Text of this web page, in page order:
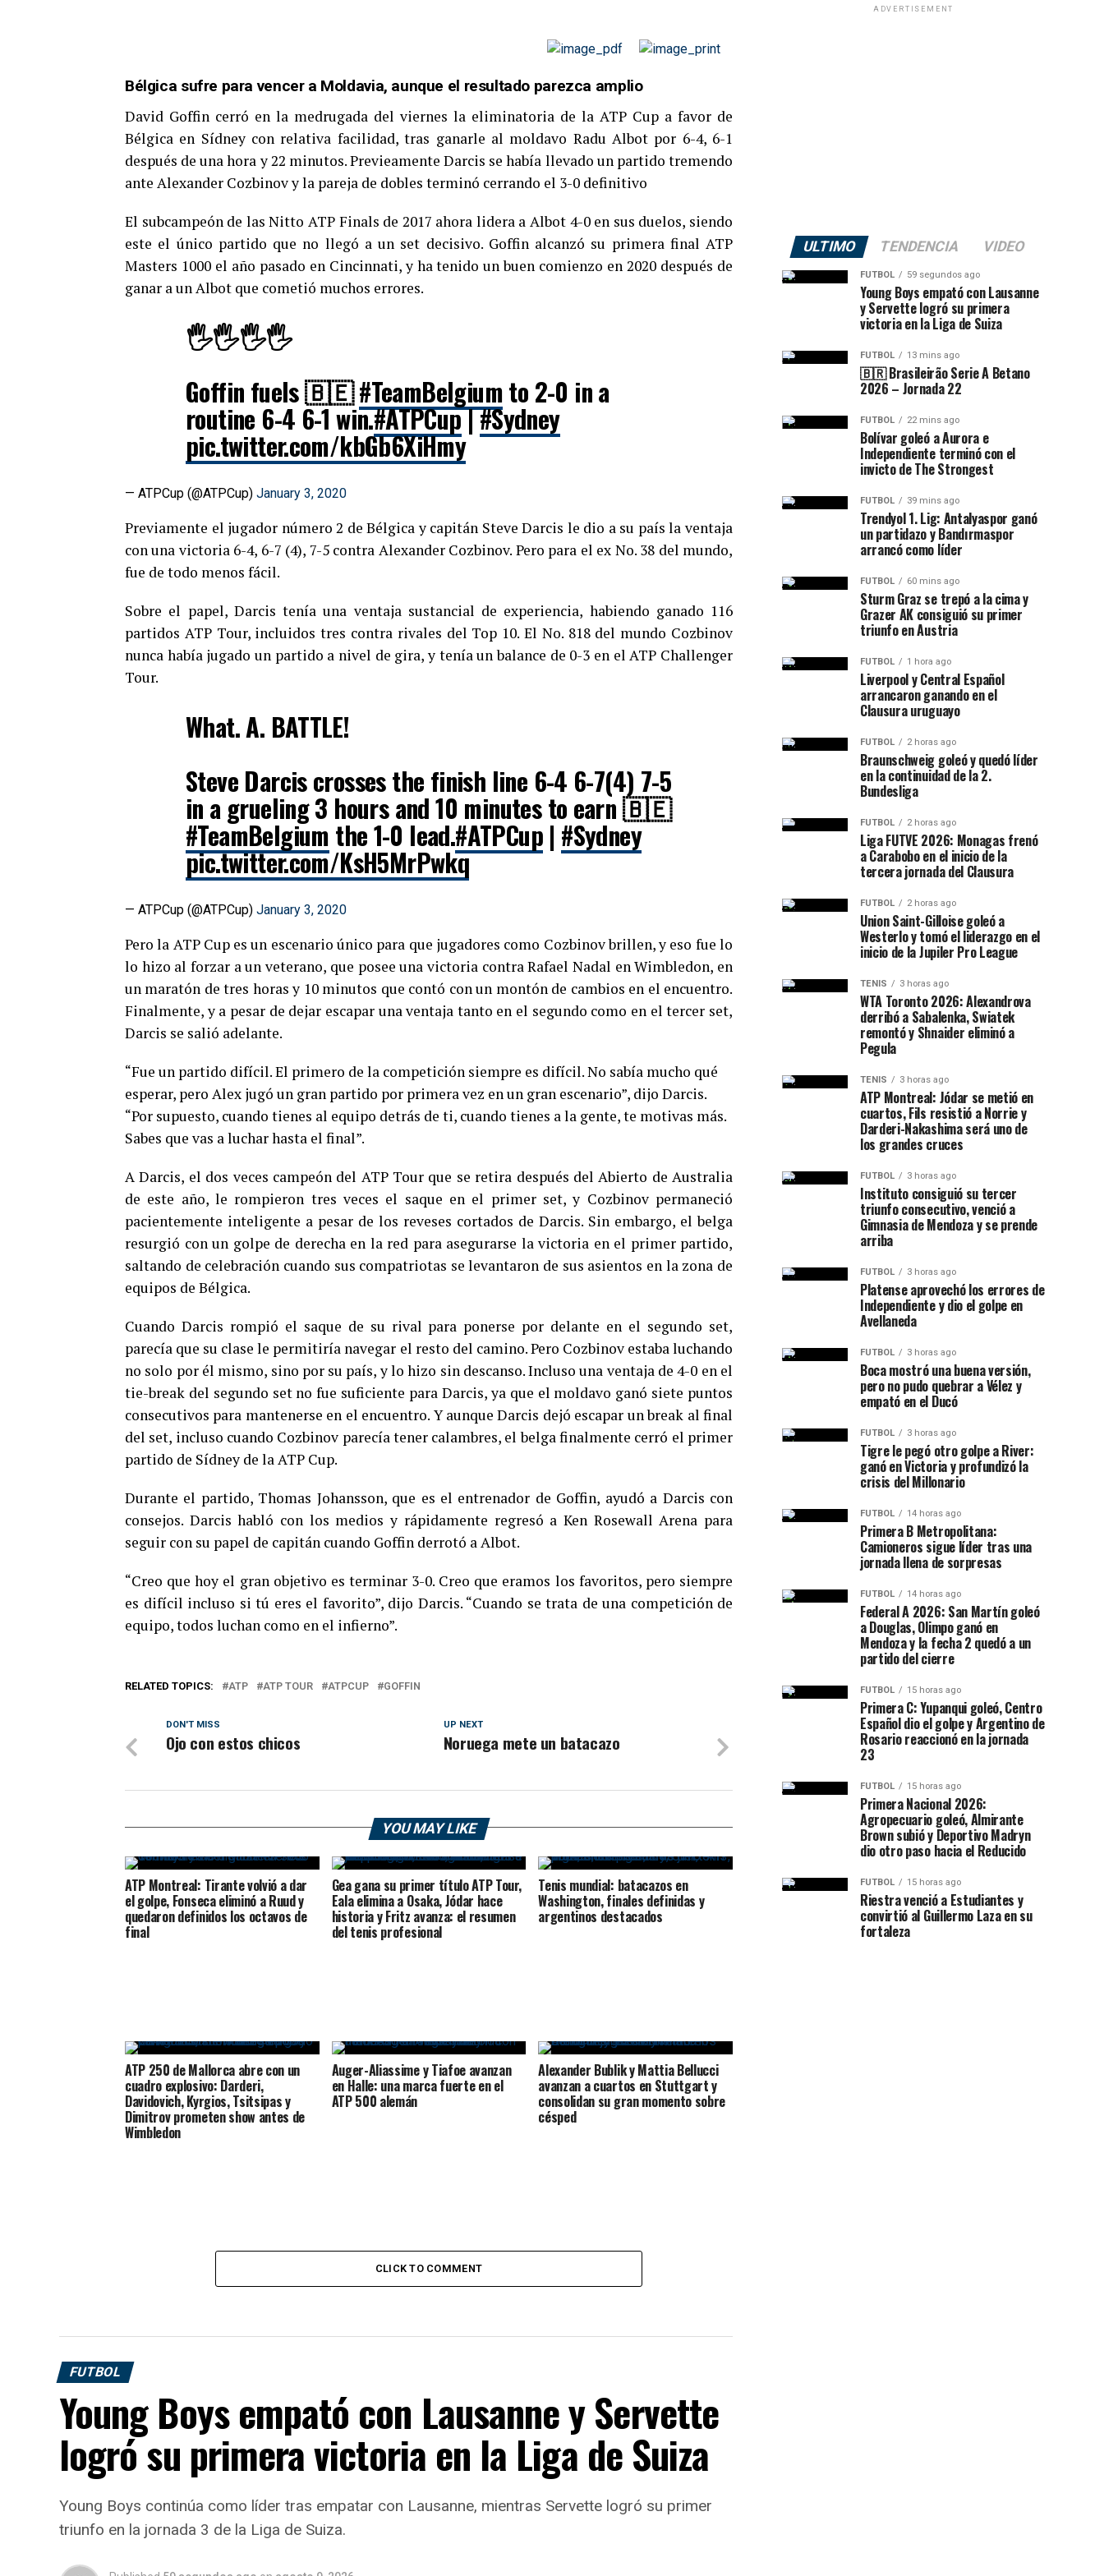
Bélgica sufre para vencer a Moldavia, aunque el resultado parezca amplio
David Goffin cerró en la medrugada del viernes la eliminatoria de la ATP Cup a favor de
Bélgica en Sídney con relativa facilidad, tras ganarle al moldavo Radu Albot por 6-4, 6-1
después de una hora y 22 minutos. Previeamente Darcis se había llevado un partido tremendo
ante Alexander Cozbinov y la pareja de dobles terminó cerrando el 3-0 definitivo
El subcampeón de las Nitto ATP Finals de 2017 ahora lidera a Albot 4-0 en sus duelos, siendo
este el único partido que no llegó a un set decisivo. Goffin alcanzó su primera final ATP
Masters 1000 el año pasado en Cincinnati, y ha tenido un buen comienzo en 2020 después de
ganar a un Albot que cometió muchos errores.
🖐️🖐️🖐️🖐️
Goffin fuels 🇧🇪#TeamBelgiumto 2-0 in a
routine 6-4 6-1 win.#ATPCup|#Sydney
pic.twitter.com/kbGb6XiHmy
— ATPCup (@ATPCup) January 3, 2020
Previamente el jugador número 2 de Bélgica y capitán Steve Darcis le dio a su país la ventaja
con una victoria 6-4, 6-7 (4), 7-5 contra Alexander Cozbinov. Pero para el ex No. 38 del mundo,
fue de todo menos fácil.
Sobre el papel, Darcis tenía una ventaja sustancial de experiencia, habiendo ganado 116
partidos ATP Tour, incluidos tres contra rivales del Top 10. El No. 818 del mundo Cozbinov
nunca había jugado un partido a nivel de gira, y tenía un balance de 0-3 en el ATP Challenger
Tour.
What. A. BATTLE!
Steve Darcis crosses the finish line 6-4 6-7(4) 7-5
in a grueling 3 hours and 10 minutes to earn 🇧🇪
#TeamBelgium the 1-0 lead.#ATPCup| #Sydney
pic.twitter.com/KsH5MrPwkq
— ATPCup (@ATPCup) January 3, 2020
Pero la ATP Cup es un escenario único para que jugadores como Cozbinov brillen, y eso fue lo
lo hizo al forzar a un veterano, que posee una victoria contra Rafael Nadal en Wimbledon, en
un maratón de tres horas y 10 minutos que contó con un montón de cambios en el encuentro.
Finalmente, y a pesar de dejar escapar una ventaja tanto en el segundo como en el tercer set,
Darcis se salió adelante.
“Fue un partido difícil. El primero de la competición siempre es difícil. No sabía mucho qué
esperar, pero Alex jugó un gran partido por primera vez en un gran escenario”, dijo Darcis.
“Por supuesto, cuando tienes al equipo detrás de ti, cuando tienes a la gente, te motivas más.
Sabes que vas a luchar hasta el final”.
A Darcis, el dos veces campeón del ATP Tour que se retira después del Abierto de Australia
de este año, le rompieron tres veces el saque en el primer set, y Cozbinov permaneció
pacientemente inteligente a pesar de los reveses cortados de Darcis. Sin embargo, el belga
resurgió con un golpe de derecha en la red para asegurarse la victoria en el primer partido,
saltando de celebración cuando sus compatriotas se levantaron de sus asientos en la zona de
equipos de Bélgica.
Cuando Darcis rompió el saque de su rival para ponerse por delante en el segundo set,
parecía que su clase le permitiría navegar el resto del camino. Pero Cozbinov estaba luchando
no solo por él mismo, sino por su país, y lo hizo sin descanso. Incluso una ventaja de 4-0 en el
tie-break del segundo set no fue suficiente para Darcis, ya que el moldavo ganó siete puntos
consecutivos para mantenerse en el encuentro. Y aunque Darcis dejó escapar un break al final
del set, incluso cuando Cozbinov parecía tener calambres, el belga finalmente cerró el primer
partido de Sídney de la ATP Cup.
Durante el partido, Thomas Johansson, que es el entrenador de Goffin, ayudó a Darcis con
consejos. Darcis habló con los medios y rápidamente regresó a Ken Rosewall Arena para
seguir con su papel de capitán cuando Goffin derrotó a Albot.
“Creo que hoy el gran objetivo es terminar 3-0. Creo que eramos los favoritos, pero siempre
es difícil incluso si tú eres el favorito”, dijo Darcis. “Cuando se trata de una competición de
equipo, todos luchan como en el infierno”.
RELATED TOPICS: ATP ATP TOUR ATPCUP GOFFIN
UP NEXT
Noruega mete un batacazo
DON'T MISS
Ojo con estos chicos
YOU MAY LIKE
ATP Montreal: Tirante volvió a dar
el golpe, Fonseca eliminó a Ruud y
quedaron definidos los octavos de
final
Gea gana su primer título ATP Tour,
Eala elimina a Osaka, Jódar hace
historia y Fritz avanza: el resumen
del tenis profesional
Tenis mundial: batacazos en
Washington, finales definidas y
argentinos destacados
ATP 250 de Mallorca abre con un
cuadro explosivo: Darderi,
Davidovich, Kyrgios, Tsitsipas y
Dimitrov prometen show antes de
Wimbledon
Auger-Aliassime y Tiafoe avanzan
en Halle: una marca fuerte en el
ATP 500 alemán
Alexander Bublik y Mattia Bellucci
avanzan a cuartos en Stuttgart y
consolidan su gran momento sobre
césped
CLICK TO COMMENT
FUTBOL
Young Boys empató con Lausanne y Servette
logró su primera victoria en la Liga de Suiza
Young Boys continúa como líder tras empatar con Lausanne, mientras Servette logró su primer
triunfo en la jornada 3 de la Liga de Suiza.
ADVERTISEMENT
ULTIMO TENDENCIA VIDEO
FUTBOL 59 segundos ago
Young Boys empató con Lausanne
y Servette logró su primera
victoria en la Liga de Suiza
FUTBOL 13 mins ago
🇧🇷 Brasileirão Serie A Betano
2026 – Jornada 22
FUTBOL 22 mins ago
Bolívar goleó a Aurora e
Independiente terminó con el
invicto de The Strongest
FUTBOL 39 mins ago
Trendyol 1. Lig: Antalyaspor ganó
un partidazo y Bandırmaspor
arrancó como líder
FUTBOL 60 mins ago
Sturm Graz se trepó a la cima y
Grazer AK consiguió su primer
triunfo en Austria
FUTBOL 1 hora ago
Liverpool y Central Español
arrancaron ganando en el
Clausura uruguayo
FUTBOL 2 horas ago
Braunschweig goleó y quedó líder
en la continuidad de la 2.
Bundesliga
FUTBOL 2 horas ago
Liga FUTVE 2026: Monagas frenó
a Carabobo en el inicio de la
tercera jornada del Clausura
FUTBOL 2 horas ago
Union Saint-Gilloise goleó a
Westerlo y tomó el liderazgo en el
inicio de la Jupiler Pro League
TENIS 3 horas ago
WTA Toronto 2026: Alexandrova
derribó a Sabalenka, Swiatek
remontó y Shnaider eliminó a
Pegula
TENIS 3 horas ago
ATP Montreal: Jódar se metió en
cuartos, Fils resistió a Norrie y
Darderi-Nakashima será uno de
los grandes cruces
FUTBOL 3 horas ago
Instituto consiguió su tercer
triunfo consecutivo, venció a
Gimnasia de Mendoza y se prende
arriba
FUTBOL 3 horas ago
Platense aprovechó los errores de
Independiente y dio el golpe en
Avellaneda
FUTBOL 3 horas ago
Boca mostró una buena versión,
pero no pudo quebrar a Vélez y
empató en el Ducó
FUTBOL 3 horas ago
Tigre le pegó otro golpe a River:
ganó en Victoria y profundizó la
crisis del Millonario
FUTBOL 14 horas ago
Primera B Metropolitana:
Camioneros sigue líder tras una
jornada llena de sorpresas
FUTBOL 14 horas ago
Federal A 2026: San Martín goleó
a Douglas, Olimpo ganó en
Mendoza y la fecha 2 quedó a un
partido del cierre
FUTBOL 15 horas ago
Primera C: Yupanqui goleó, Centro
Español dio el golpe y Argentino de
Rosario reaccionó en la jornada
23
FUTBOL 15 horas ago
Primera Nacional 2026:
Agropecuario goleó, Almirante
Brown subió y Deportivo Madryn
dio otro paso hacia el Reducido
FUTBOL 15 horas ago
Riestra venció a Estudiantes y
convirtió al Guillermo Laza en su
fortaleza